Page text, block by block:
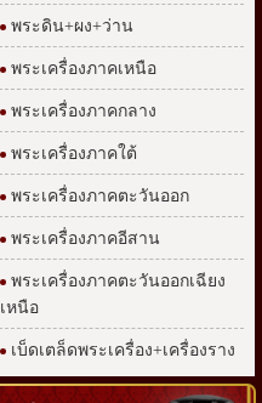
พระดิน+ผง+ว่าน
พระเครื่องภาคเหนือ
พระเครื่องภาคกลาง
พระเครื่องภาคใต้
พระเครื่องภาคตะวันออก
พระเครื่องภาคอีสาน
พระเครื่องภาคตะวันออกเฉียง
เหนือ
เบ็ดเตล็ดพระเครื่อง+เครื่องราง